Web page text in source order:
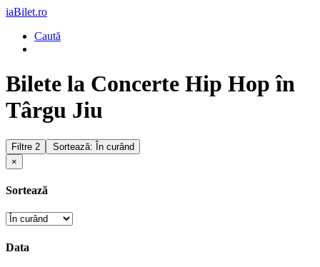
iaBilet.ro
Caută
Bilete la Concerte Hip Hop în
Târgu Jiu
Filtre 2
Sortează: În curând
×
Sortează
Data